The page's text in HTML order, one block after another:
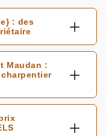
: des
Maudan :